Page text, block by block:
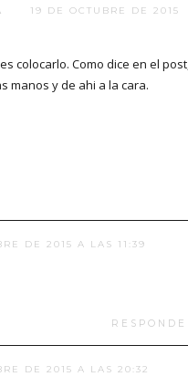
19 DE OCTUBRE DE 2015
colocarlo. Como dice en el
manos y de ahi a la cara.
DE 2015 A LAS 11:39
DE 2015 A LAS 20:32